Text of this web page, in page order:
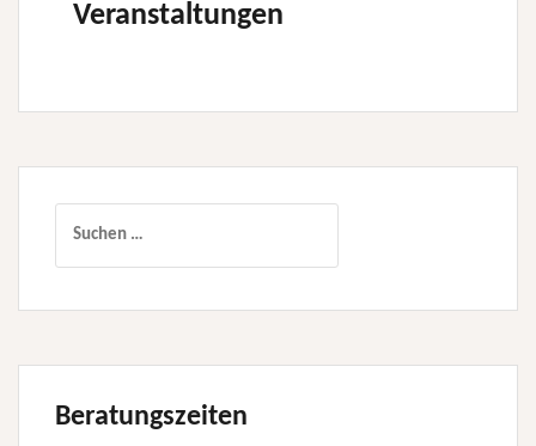
Veranstaltungen
Beratungszeiten